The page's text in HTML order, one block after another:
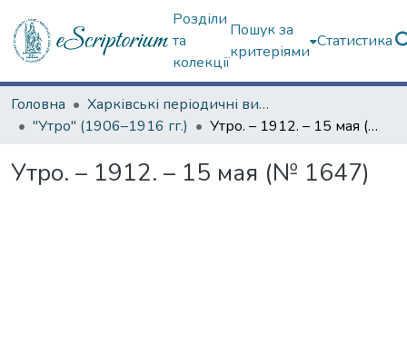
Розділи
та
колекції
Пошук за
критеріями
Статистика
Головна
Харківські періодичні видання
"Утро" (1906–1916 гг.)
Утро. – 1912. – 15 мая (№ 1647)
Утро. – 1912. – 15 мая (№ 1647)